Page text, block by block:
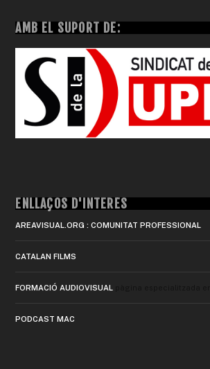
AMB EL SUPORT DE:
ENLLAÇOS D'INTERÈS
AREAVISUAL.ORG : COMUNITAT PROFESSIONAL
CATALAN FILMS
FORMACIÓ AUDIOVISUAL
PODCAST MAC